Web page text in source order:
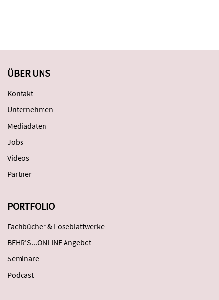
ÜBER UNS
Kontakt
Unternehmen
Mediadaten
Jobs
Videos
Partner
PORTFOLIO
Fachbücher & Loseblattwerke
BEHR'S...ONLINE Angebot
Seminare
Podcast